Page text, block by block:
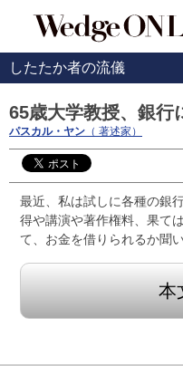
したたか者の流儀
65歳大学教授、銀行
パスカル・ヤン （ 著述家）
最近、私は試しに各種の銀
得や講演や著作権料、果て
て、お金を借りられるか聞い
本